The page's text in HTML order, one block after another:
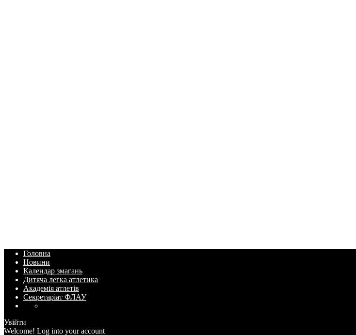
Головна
Новини
Календар змагань
Дитяча легка атлетика
Академія атлетів
Секретаріат ФЛАУ
Увійти
Welcome! Log into your account